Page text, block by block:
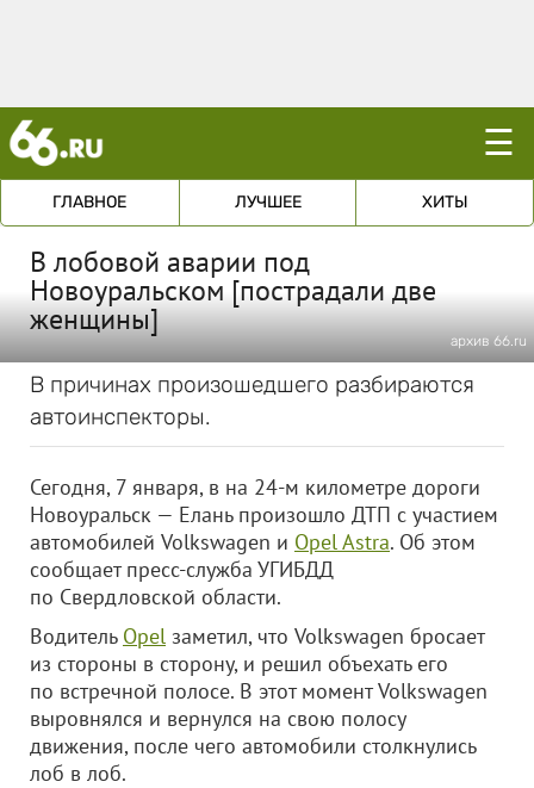
☰
ГЛАВНОЕ ЛУЧШЕЕ ХИТЫ
В лобовой аварии под
Новоуральском [пострадали две
женщины]
архив 66.ru
В причинах произошедшего разбираются
автоинспекторы.
Сегодня, 7 января, в на 24-м километре дороги
Новоуральск — Елань произошло ДТП с участием
автомобилей Volkswagen и Opel Astra. Об этом
сообщает пресс-служба УГИБДД
по Свердловской области.
Водитель Opel заметил, что Volkswagen бросает
из стороны в сторону, и решил объехать его
по встречной полосе. В этот момент Volkswagen
выровнялся и вернулся на свою полосу
движения, после чего автомобили столкнулись
лоб в лоб.